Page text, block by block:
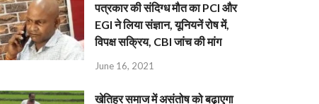
पत्रकार की संदिग्ध मौत का PCI और
EGI ने लिया संज्ञान, यूनियनें रोष में,
विपक्ष सक्रिय, CBI जांच की मांग
June 16, 2021
खेतिहर समाज में असंतोष को बढ़ाएगा